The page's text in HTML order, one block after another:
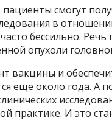
смогут
в
бессильно.
опухоли
вакцины и
ещё около года. А
практике. И это